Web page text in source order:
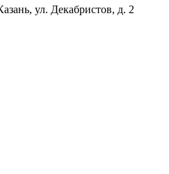
ул. Декабристов, д. 2